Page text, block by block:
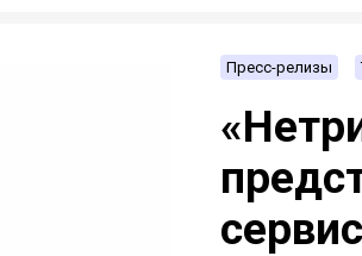
Пресс-релизы